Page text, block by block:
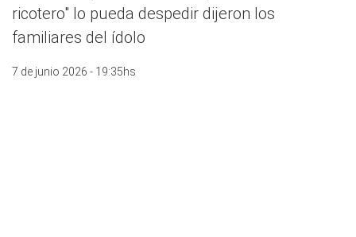
ricotero" lo pueda despedir dijeron los
familiares del ídolo
7 de junio 2026 - 19:35hs